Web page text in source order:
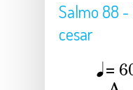
Salmo 88 -
cesar